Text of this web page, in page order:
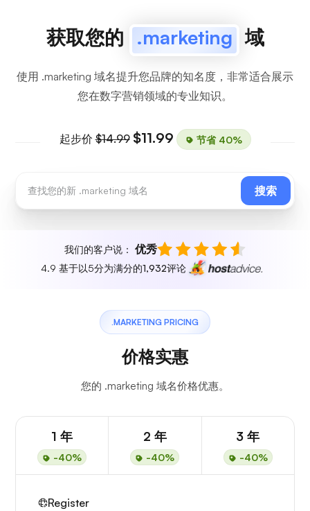
获取您的 .marketing 域
使用 .marketing 域名提升您品牌的知名度，非常适合展示
您在数字营销领域的专业知识。
起步价$14.99 $11.99 节省 40%
搜索
我们的客户说： 优秀
4.9 基于以5分为满分的1,932评论
.MARKETING PRICING
价格实惠
您的 .marketing 域名价格优惠。
1 年
-40%
2 年
-40%
3 年
-40%
Register